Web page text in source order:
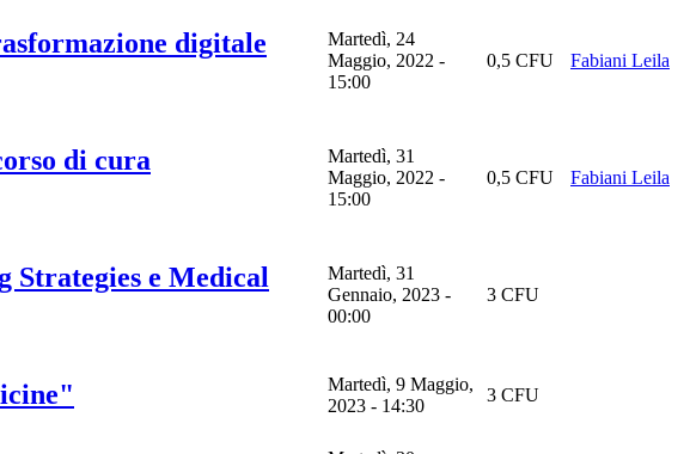
digitale
Martedì, 24
Maggio, 2022 -
15:00
0,5 CFU Fabiani Leila
di cura
Martedì, 31
Maggio, 2022 -
15:00
0,5 CFU Fabiani Leila
e Medical
Martedì, 31
Gennaio, 2023 -
00:00
3 CFU
Martedì, 9 Maggio,
2023 - 14:30
3 CFU